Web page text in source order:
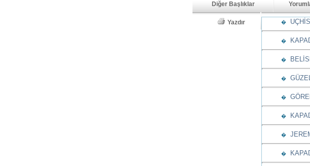
Diğer Başlıklar
Yazdır �
�
�
�
�
�
�
�